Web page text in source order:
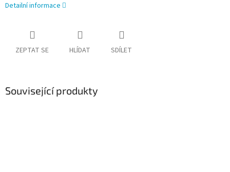
Detailní informace
ZEPTAT SE HLÍDAT SDÍLET
Související produkty